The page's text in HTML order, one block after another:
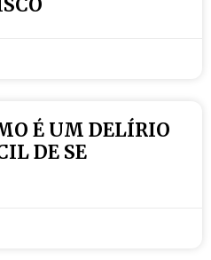
É UM DELÍRIO
DE SE